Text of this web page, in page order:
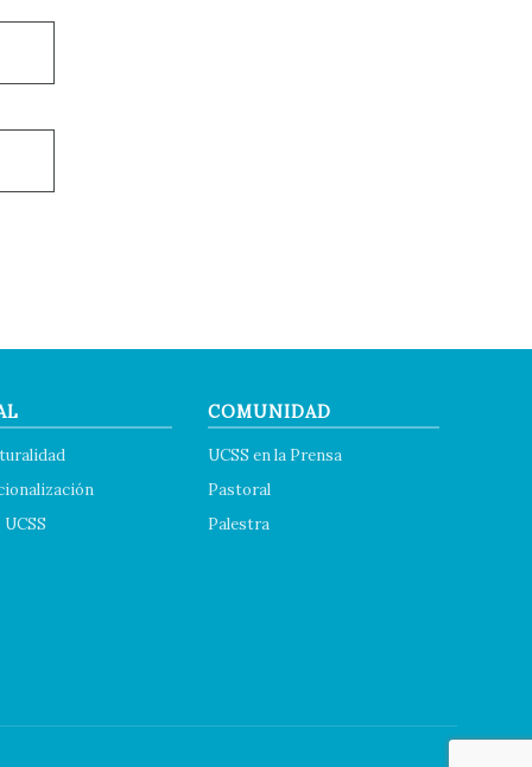
COMUNIDAD
UCSS en la Prensa
Pastoral
Palestra